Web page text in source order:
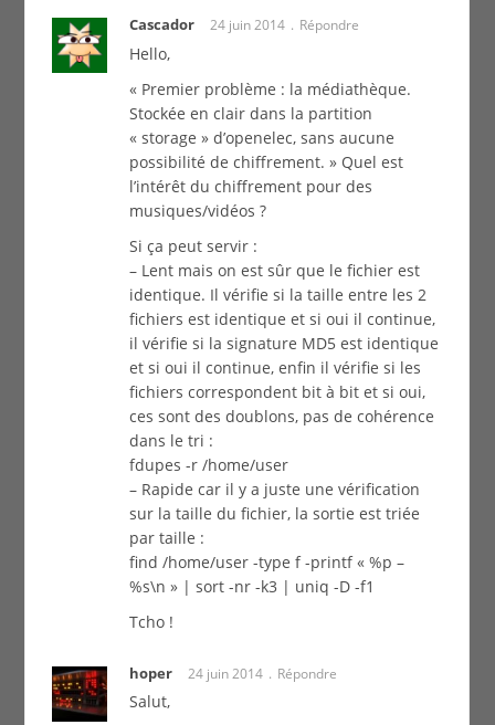
Cascador 24 juin 2014 Répondre
Hello,
« Premier problème : la médiathèque.
Stockée en clair dans la partition
« storage » d’openelec, sans aucune
possibilité de chiffrement. » Quel est
l’intérêt du chiffrement pour des
musiques/vidéos ?
Si ça peut servir :
– Lent mais on est sûr que le fichier est
identique. Il vérifie si la taille entre les 2
fichiers est identique et si oui il continue,
il vérifie si la signature MD5 est identique
et si oui il continue, enfin il vérifie si les
fichiers correspondent bit à bit et si oui,
ces sont des doublons, pas de cohérence
dans le tri :
fdupes -r /home/user
– Rapide car il y a juste une vérification
sur la taille du fichier, la sortie est triée
par taille :
find /home/user -type f -printf « %p –
%s\n » | sort -nr -k3 | uniq -D -f1
Tcho !
hoper 24 juin 2014 Répondre
Salut,